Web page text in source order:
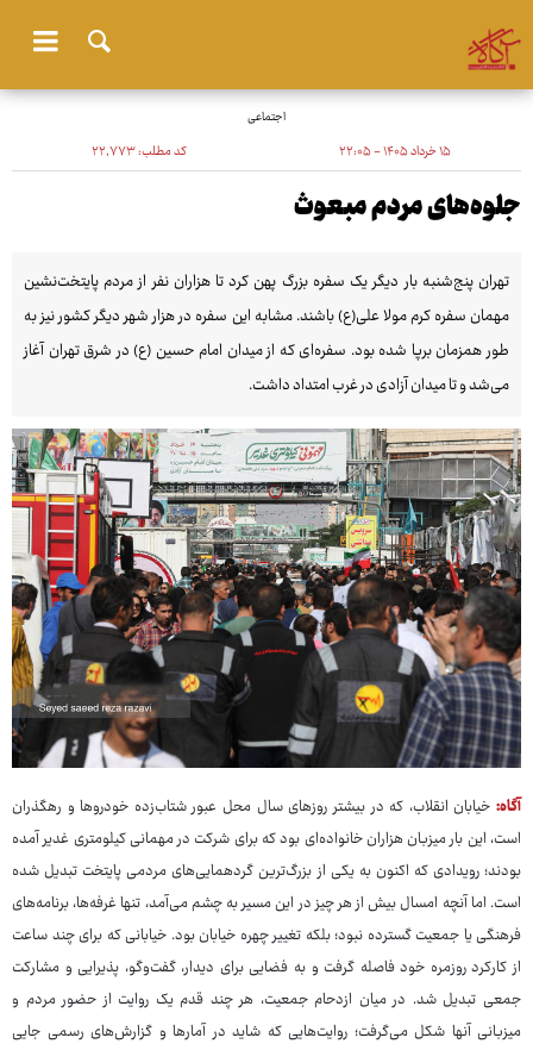
اجتماعی
۱۵ خرداد ۱۴۰۵ - ۲۲:۰۵ کد مطلب:۲۲٬۷۷۳
جلوه‌های مردم مبعوث
تهران پنج‌شنبه بار دیگر یک سفره بزرگ پهن کرد تا هزاران نفر از مردم پایتخت‌نشین
مهمان سفره کرم مولا علی(ع) باشند. مشابه این سفره در هزار شهر دیگر کشور نیز به
طور همزمان برپا شده بود. سفره‌ای که از میدان امام حسین (ع) در شرق تهران آغاز
می‌شد و تا میدان آزادی در غرب امتداد داشت.
آگاه: خیابان انقلاب، که در بیشتر روزهای سال محل عبور شتاب‌زده خودروها و رهگذران
است، این بار میزبان هزاران خانواده‌ای بود که برای شرکت در مهمانی کیلومتری غدیر آمده
بودند؛ رویدادی که اکنون به یکی از بزرگ‌ترین گردهمایی‌های مردمی پایتخت تبدیل شده
است. اما آنچه امسال بیش از هر چیز در این مسیر به چشم می‌آمد، تنها غرفه‌ها، برنامه‌های
فرهنگی یا جمعیت گسترده نبود؛ بلکه تغییر چهره خیابان بود. خیابانی که برای چند ساعت
از کارکرد روزمره خود فاصله گرفت و به فضایی برای دیدار، گفت‌وگو، پذیرایی و مشارکت
جمعی تبدیل شد. در میان ازدحام جمعیت، هر چند قدم یک روایت از حضور مردم و
میزبانی آنها شکل می‌گرفت؛ روایت‌هایی که شاید در آمارها و گزارش‌های رسمی جایی